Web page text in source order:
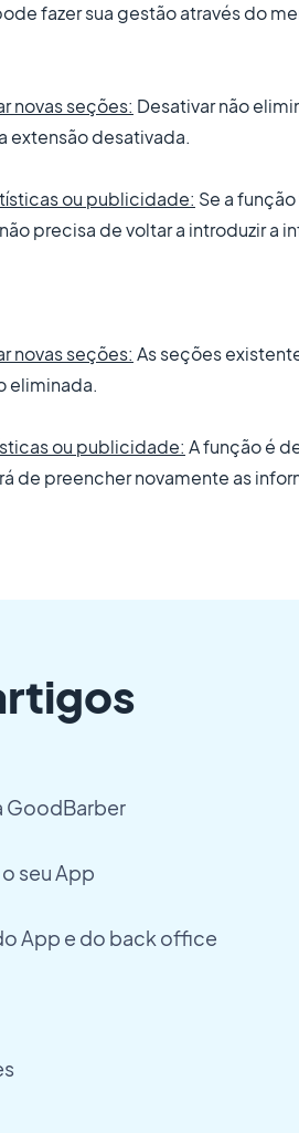
fazer sua gestão através do
novas seções: Desativar não
extensão desativada.
ou publicidade: Se a
precisa de voltar a introduzir a
novas seções: As seções
eliminada.
ou publicidade: A função é
de preencher novamente as
GoodBarber
seu App
App e do back office